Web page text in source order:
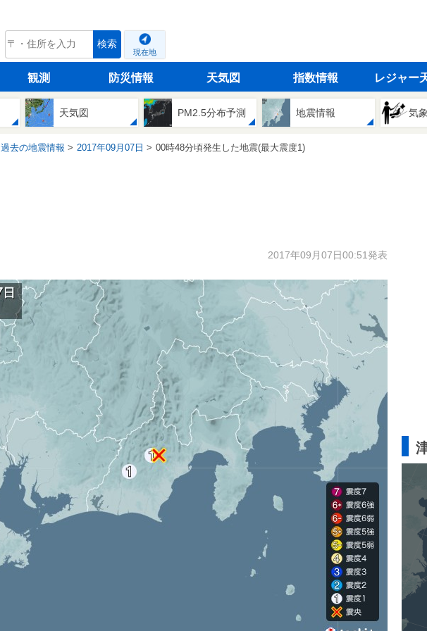
tenki.jp 検索
現在地
観測 防災情報 天気図 指数情報 レジャー
天気図 PM2.5分布予測 地震情報 気
過去の地震情報 2017年09月07日 00時48分頃発生した地震(最大震度1)
2017年09月07日00:51発表